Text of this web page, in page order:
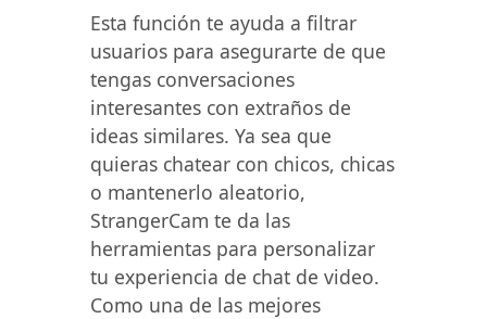
Esta función te ayuda a filtrar
usuarios para asegurarte de que
tengas conversaciones
interesantes con extraños de
ideas similares. Ya sea que
quieras chatear con chicos, chicas
o mantenerlo aleatorio,
StrangerCam te da las
herramientas para personalizar
tu experiencia de chat de video.
Como una de las mejores